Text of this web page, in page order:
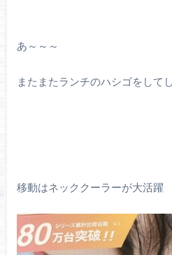
あ～～～
またまたランチのハシゴをして
移動はネッククーラーが大活躍